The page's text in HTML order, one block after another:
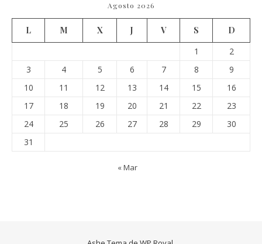
Agosto 2026
L M X J V S
D
1
2
3
4 5 6 7 8
9
10
11 12 13 14 15
16
17
18 19 20 21 22
23
24
25 26 27 28 29
30
31
« Mar